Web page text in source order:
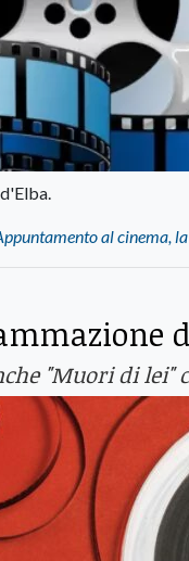
al cinema,
"Muori di lei"